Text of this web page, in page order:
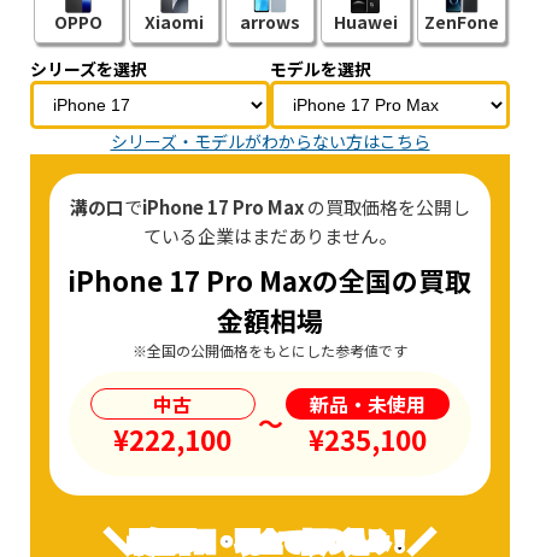
OPPO Xiaomi arrows Huawei
ZenFone
シリーズを選択
モデルを選択
シリーズ・モデルがわからない方はこちら
溝の口でiPhone 17 Pro Maxの買取価格を公開し
ている企業はまだありません。
iPhone 17 Pro Maxの全国の買取
金額相場
※全国の公開価格をもとにした参考値です
中古
¥222,100 〜
新品・未使用
¥235,100
＼最短即日・現金で振り込み！／